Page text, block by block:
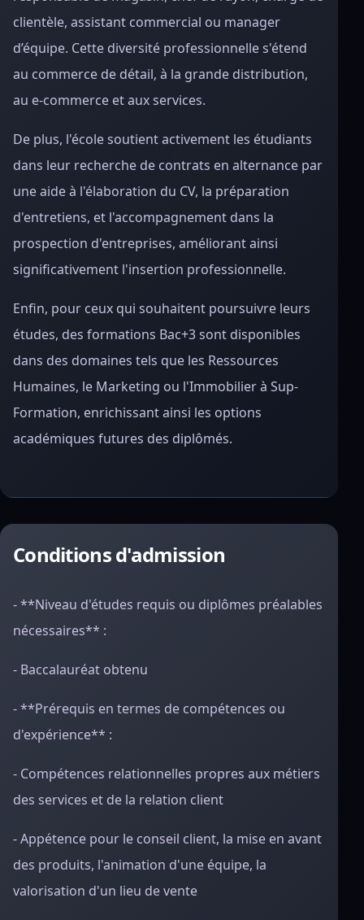
clientèle, assistant commercial ou manager
d’équipe. Cette diversité professionnelle s'étend
au commerce de détail, à la grande distribution,
au e-commerce et aux services.
De plus, l'école soutient activement les étudiants
dans leur recherche de contrats en alternance par
une aide à l'élaboration du CV, la préparation
d'entretiens, et l'accompagnement dans la
prospection d'entreprises, améliorant ainsi
significativement l'insertion professionnelle.
Enfin, pour ceux qui souhaitent poursuivre leurs
études, des formations Bac+3 sont disponibles
dans des domaines tels que les Ressources
Humaines, le Marketing ou l'Immobilier à Sup-
Formation, enrichissant ainsi les options
académiques futures des diplômés.
Conditions d'admission
- **Niveau d'études requis ou diplômes préalables
nécessaires** :
- Baccalauréat obtenu
- **Prérequis en termes de compétences ou
d'expérience** :
- Compétences relationnelles propres aux métiers
des services et de la relation client
- Appétence pour le conseil client, la mise en avant
des produits, l'animation d'une équipe, la
valorisation d'un lieu de vente